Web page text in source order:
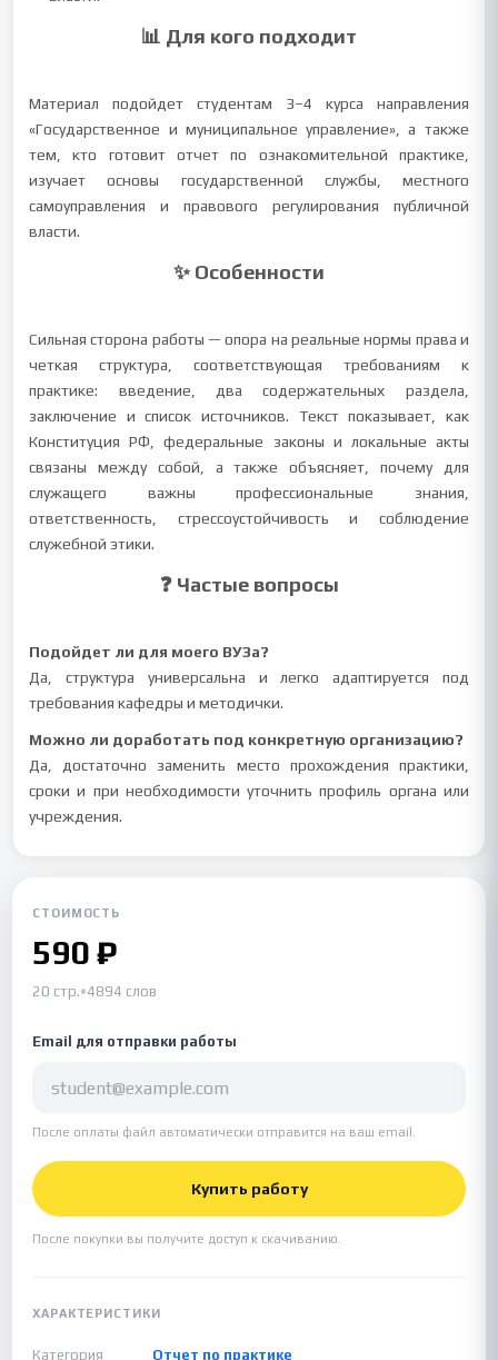
📊 Для кого подходит
Материал подойдет студентам 3–4 курса направления
«Государственное и муниципальное управление», а также
тем, кто готовит отчет по ознакомительной практике,
изучает основы государственной службы, местного
самоуправления и правового регулирования публичной
власти.
✨ Особенности
Сильная сторона работы — опора на реальные нормы права и
четкая структура, соответствующая требованиям к
практике: введение, два содержательных раздела,
заключение и список источников. Текст показывает, как
Конституция РФ, федеральные законы и локальные акты
связаны между собой, а также объясняет, почему для
служащего важны профессиональные знания,
ответственность, стрессоустойчивость и соблюдение
служебной этики.
❓ Частые вопросы
Подойдет ли для моего ВУЗа?
Да, структура универсальна и легко адаптируется под
требования кафедры и методички.
Можно ли доработать под конкретную организацию?
Да, достаточно заменить место прохождения практики,
сроки и при необходимости уточнить профиль органа или
учреждения.
СТОИМОСТЬ
590 ₽
20 стр.•4894 слов
Email для отправки работы
После оплаты файл автоматически отправится на ваш email.
Купить работу
После покупки вы получите доступ к скачиванию.
ХАРАКТЕРИСТИКИ
Категория
Отчет по практике